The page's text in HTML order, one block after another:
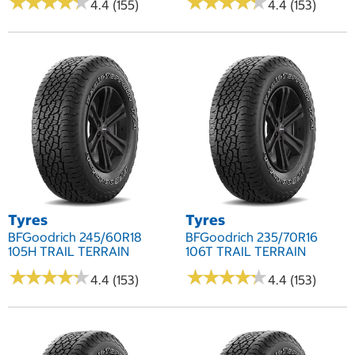
4.4 (155) 4.4 (153)
Tyres
BFGoodrich 245/60R18
105H TRAIL TERRAIN
★★★★★
★★★★★4.4 (153)
Tyres
BFGoodrich 235/70R16
106T TRAIL TERRAIN
★★★★★
★★★★★4.4 (153)